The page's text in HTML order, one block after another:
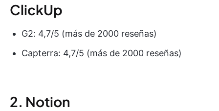
ClickUp
G2: 4,7/5 (más de 2000 reseñas)
Capterra: 4,7/5 (más de 2000 reseñas)
2. Notion